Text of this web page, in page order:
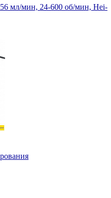
мл/мин, 24-600 об/мин, Hei-